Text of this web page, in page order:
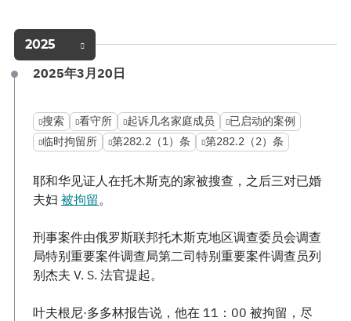
2025
2025年3月20日
搜索 看守所 起诉几名家庭成员
已启动的案例
临时拘留所
第282.2（1）条 第282.2（2）条
耶和华见证人在托木斯克的家被搜查，之后三对已婚
夫妇 被拘留。
刑事案件由俄罗斯联邦托木斯克地区调查委员会调查
局特别重要案件调查局第二司特别重要案件调查员列
别杰夫 V. S. 法官提起。
叶夫根尼·多多林报告说，他在 11：00 被拘留，尽